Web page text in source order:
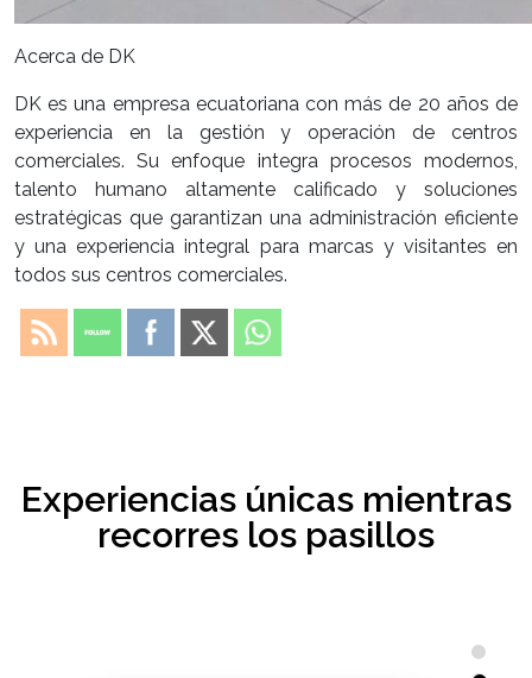
Acerca de DK
DK es una empresa ecuatoriana con más de 20 años de
experiencia en la gestión y operación de centros
comerciales. Su enfoque integra procesos modernos,
talento humano altamente calificado y soluciones
estratégicas que garantizan una administración eficiente
y una experiencia integral para marcas y visitantes en
todos sus centros comerciales.
Experiencias únicas mientras
recorres los pasillos